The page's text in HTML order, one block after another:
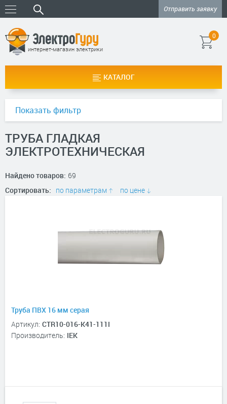
Отправить заявку
интернет-магазин электрики
0
КАТАЛОГ
Показать фильтр
ТРУБА ГЛАДКАЯ
ЭЛЕКТРОТЕХНИЧЕСКАЯ
Найдено товаров: 69
Сортировать: по параметрам по цене
Труба ПВХ 16 мм серая
Артикул: CTR10-016-K41-111I
Производитель: IEK